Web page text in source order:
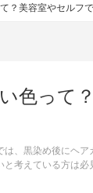
？美容室やセルフ
色って
、黒染め後にヘ
考えている方は必